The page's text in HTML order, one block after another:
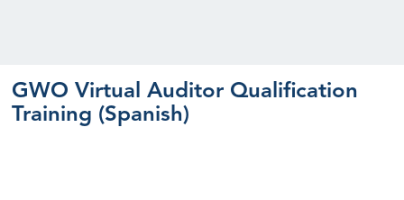
GWO Virtual Auditor Qualification
Training (Spanish)